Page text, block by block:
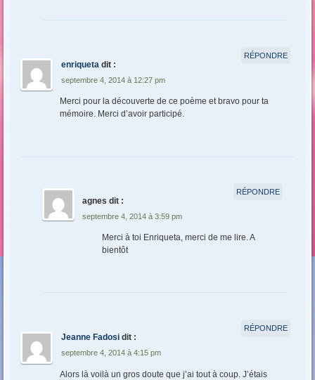
enriqueta dit :
septembre 4, 2014 à 12:27 pm
Merci pour la découverte de ce poème et bravo pour ta
mémoire. Merci d’avoir participé.
RÉPONDRE
agnes dit :
septembre 4, 2014 à 3:59 pm
Merci à toi Enriqueta, merci de me lire. A
bientôt
RÉPONDRE
Jeanne Fadosi dit :
septembre 4, 2014 à 4:15 pm
Alors là voilà un gros doute que j’ai tout à coup. J’étais
RÉPONDRE